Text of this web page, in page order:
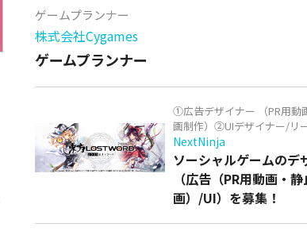
ゲームプランナー
株式会社Cygames
ゲームプランナー
①広告デザイナー （PR用動
画制作）②UIデザイナー/リ
NextNinja
ソーシャルゲームのデ
（広告（PR用動画・
画）/UI）を募集！